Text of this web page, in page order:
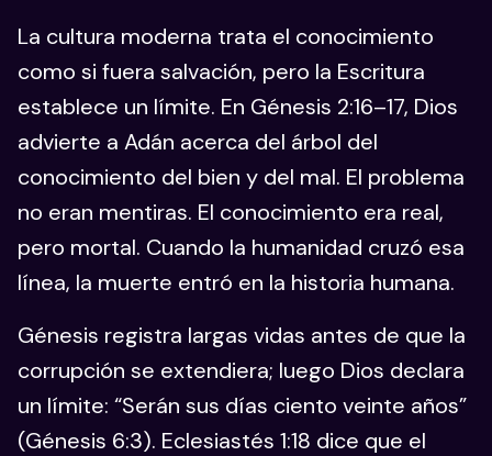
La cultura moderna trata el conocimiento
como si fuera salvación, pero la Escritura
establece un límite. En Génesis 2:16–17, Dios
advierte a Adán acerca del árbol del
conocimiento del bien y del mal. El problema
no eran mentiras. El conocimiento era real,
pero mortal. Cuando la humanidad cruzó esa
línea, la muerte entró en la historia humana.
Génesis registra largas vidas antes de que la
corrupción se extendiera; luego Dios declara
un límite: “Serán sus días ciento veinte años”
(Génesis 6:3). Eclesiastés 1:18 dice que el